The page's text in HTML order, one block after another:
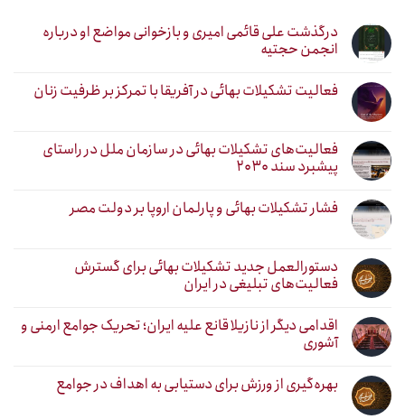
درگذشت علی قائمی امیری و بازخوانی مواضع او درباره
انجمن حجتیه
فعالیت تشکیلات بهائی در آفریقا با تمرکز بر ظرفیت زنان
فعالیت‌های تشکیلات بهائی در سازمان ملل در راستای
پیشبرد سند ۲۰۳۰
فشار تشکیلات بهائی و پارلمان اروپا بر دولت مصر
دستورالعمل جدید تشکیلات بهائی برای گسترش
فعالیت‌های تبلیغی در ایران
اقدامی دیگر از نازیلا قانع علیه ایران؛ تحریک جوامع ارمنی و
آشوری
بهره‌گیری از ورزش برای دستیابی به اهداف در جوامع